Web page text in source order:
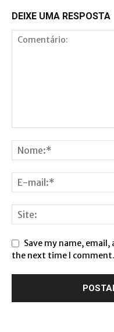
DEIXE UMA RESPOSTA
Save my name,
the next time I comment.